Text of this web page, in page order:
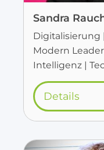
Sandra
Digitalisierung
Modern
Intelligenz |
Details